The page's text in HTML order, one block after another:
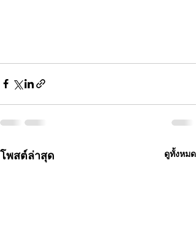
โพสต์ล่าสุด ดูทั้งหมด